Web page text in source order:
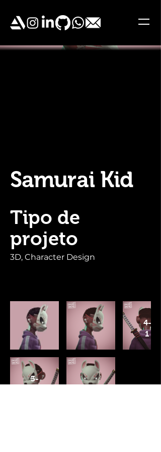
Samurai Kid
Tipo de
projeto
3D, Character Design
4-
1
3-